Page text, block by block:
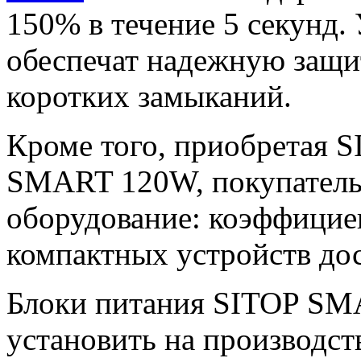
150% в течение 5
обеспечат надежную
коротких замыканий.
Кроме того, приобретая
SMART 120W,
оборудование:
компактных устройств
Блоки питания SITOP
установить на